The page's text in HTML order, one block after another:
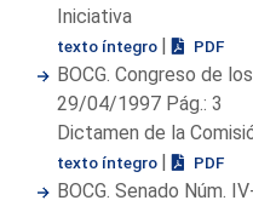
Iniciativa
texto íntegro | PDF
BOCG. Congreso de
29/04/1997 Pág.: 3
Dictamen de la
texto íntegro | PDF
BOCG. Senado Núm.